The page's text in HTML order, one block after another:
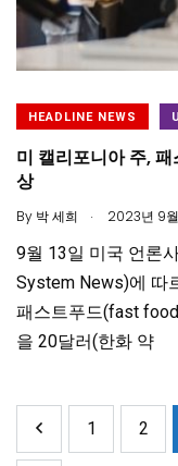
HEADLINE NEWS
미 캘리포니아 주,
상
By 박 세희 . 2023년 9
9월 13일 미국 언론
System News)에 따
패스트푸드(fast
을 20달러(한화 약
1 2